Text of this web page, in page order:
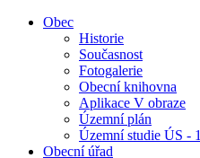
Obec
Historie
Současnost
Fotogalerie
Obecní knihovna
Aplikace V obraze
Územní plán
Územní studie ÚS - 1
Obecní úřad